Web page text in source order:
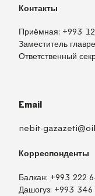
Контакты
Приёмная: +993
Заместитель
Ответственный
Email
nebit-
Корреспонденты
Балкан: +993 222
Дашогуз: +993 346